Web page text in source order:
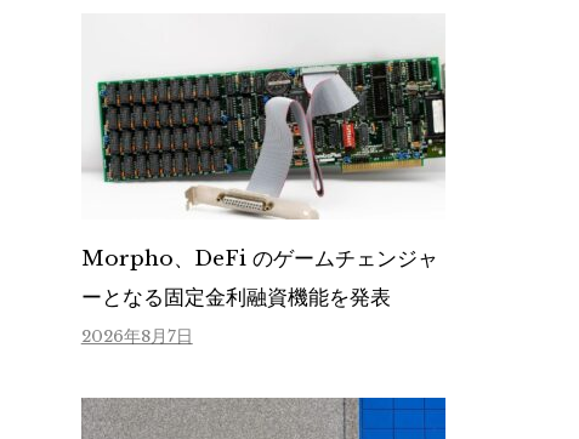
Morpho、DeFi のゲームチェンジャ
ーとなる固定金利融資機能を発表
2026年8月7日